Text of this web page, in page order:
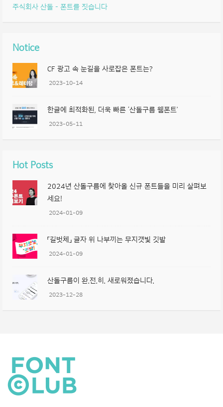
주식회사 산돌 – 폰트를 짓습니다
Notice
CF 광고 속 눈길을 사로잡은 폰트는?
2023-10-14
한글에 최적화된, 더욱 빠른 ‘산돌구름 웹폰트’
2023-05-11
Hot Posts
2024년 산돌구름에 찾아올 신규 폰트들을 미리 살펴보
세요!
2024-01-09
「길벗체」 글자 위 나부끼는 무지갯빛 깃발
2024-01-09
산돌구름이 완.전.히. 새로워졌습니다.
2023-12-28